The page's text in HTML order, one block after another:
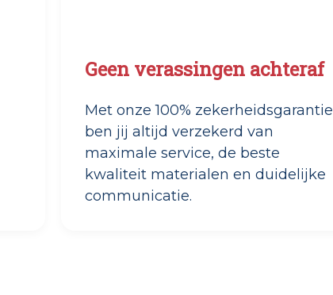
Geen verassingen achteraf
Met onze 100% zekerheidsgarantie
ben jij altijd verzekerd van
maximale service, de beste
kwaliteit materialen en duidelijke
communicatie.